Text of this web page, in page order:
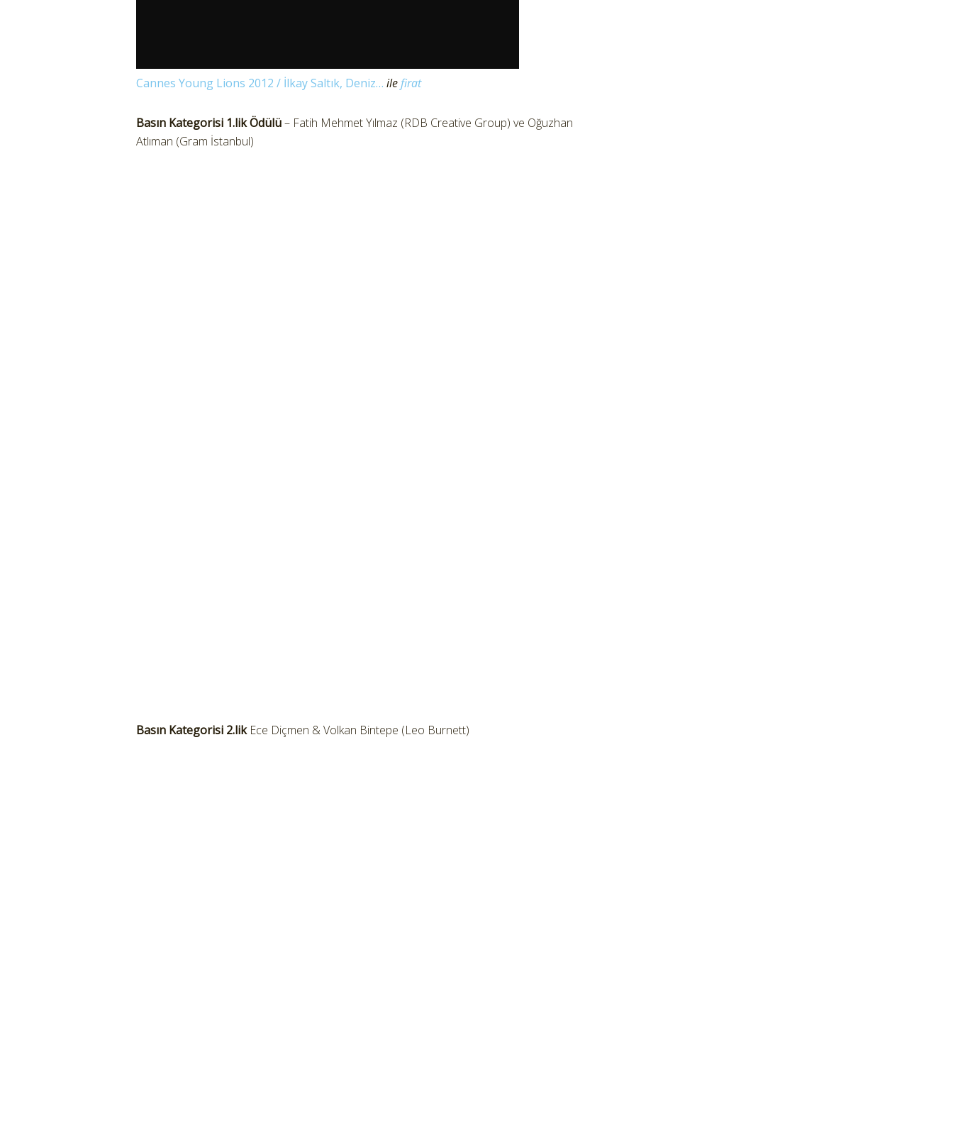
Cannes Young Lions 2012 / İlkay Saltık, Deniz… ilefirat
Basın Kategorisi 1.lik Ödülü– Fatih Mehmet Yılmaz (RDB Creative Group) ve Oğuzhan
Atlıman (Gram İstanbul)
Basın Kategorisi 2.likEce Diçmen & Volkan Bintepe (Leo Burnett)